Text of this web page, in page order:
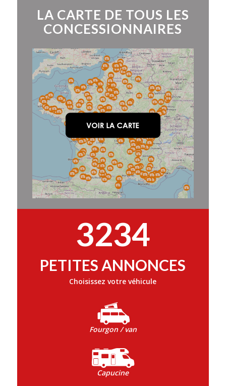
LA CARTE DE TOUS LES
CONCESSIONNAIRES
3234
PETITES ANNONCES
Choisissez votre véhicule
Fourgon / van
Capucine